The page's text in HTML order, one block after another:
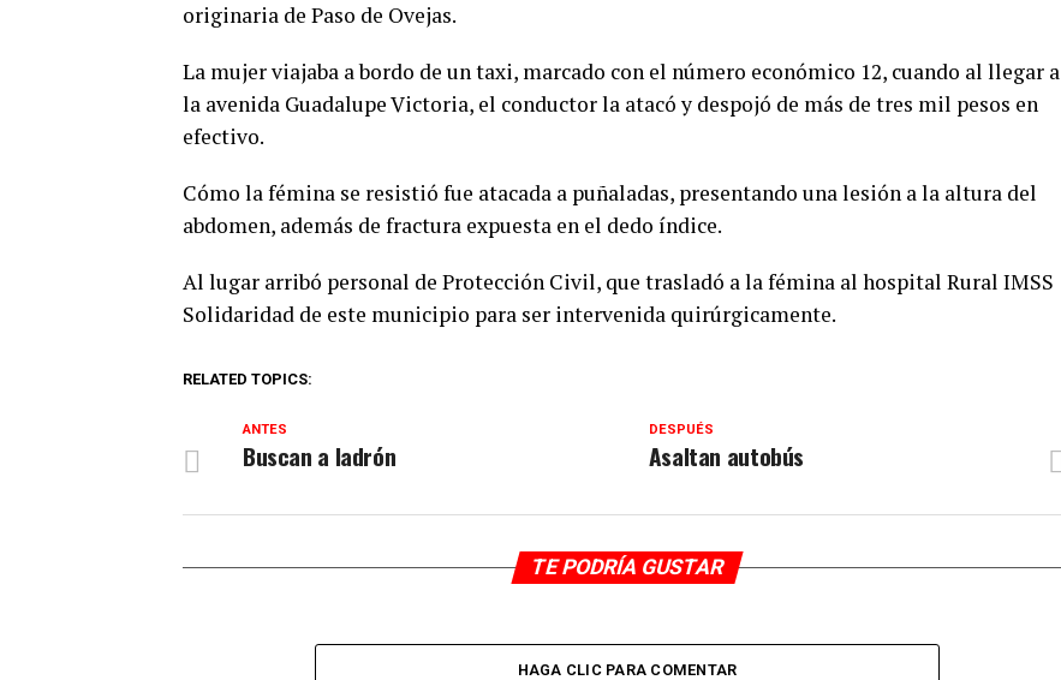
originaria de Paso de Ovejas.
La mujer viajaba a bordo de un taxi, marcado con el número económico 12, cuando al llegar a
la avenida Guadalupe Victoria, el conductor la atacó y despojó de más de tres mil pesos en
efectivo.
Cómo la fémina se resistió fue atacada a puñaladas, presentando una lesión a la altura del
abdomen, además de fractura expuesta en el dedo índice.
Al lugar arribó personal de Protección Civil, que trasladó a la fémina al hospital Rural IMSS
Solidaridad de este municipio para ser intervenida quirúrgicamente.
RELATED TOPICS:
DESPUÉS
Asaltan autobús
ANTES
Buscan a ladrón
TE PODRÍA GUSTAR
HAGA CLIC PARA COMENTAR